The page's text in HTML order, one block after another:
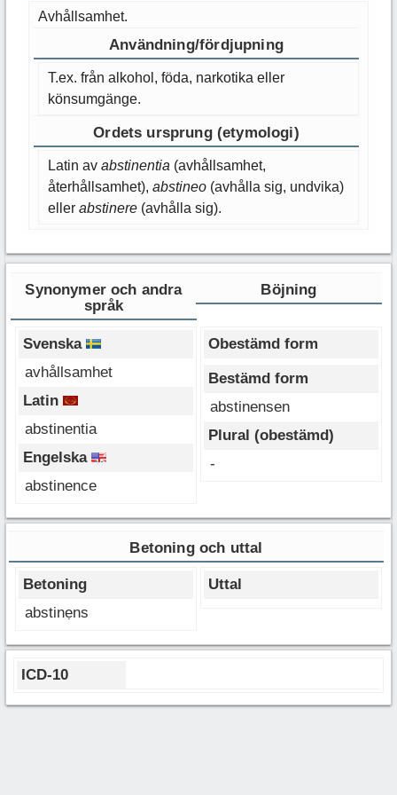
Avhållsamhet.
Användning/fördjupning
T.ex. från alkohol, föda, narkotika eller
könsumgänge.
Ordets ursprung (etymologi)
Latin av abstinentia (avhållsamhet,
återhållsamhet), abstineo (avhålla sig, undvika)
eller abstinere (avhålla sig).
Synonymer och andra
språk
Böjning
Svenska
avhållsamhet
Latin
abstinentia
Engelska
abstinence
Obestämd form
Bestämd form
abstinensen
Plural (obestämd)
-
Betoning och uttal
Betoning
abstinẹns
Uttal
ICD-10